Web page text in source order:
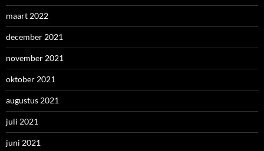
maart 2022
december 2021
november 2021
oktober 2021
augustus 2021
juli 2021
juni 2021